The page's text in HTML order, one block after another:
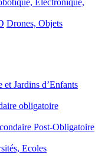
Electronique,
Drones, Objets
et Jardins d’Enfants
obligatoire
Post-Obligatoire
Ecoles